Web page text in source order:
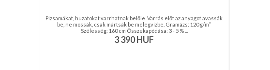
Pizsamákat, huzatokat varrhatnak belőle. Varrás előt az anyagot avassák
be, ne mossák, csak mártsák be melegvízbe. Gramázs: 120 g/m²
Szélesség: 160 cm Összekapódása: 3 - 5 % ...
3 390HUF